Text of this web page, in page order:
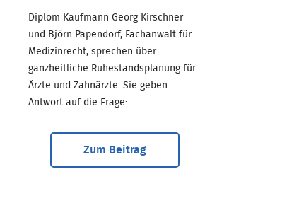
Diplom Kaufmann Georg Kirschner
und Björn Papendorf, Fachanwalt für
Medizinrecht, sprechen über
ganzheitliche Ruhestandsplanung für
Ärzte und Zahnärzte. Sie geben
Antwort auf die Frage: ...
Zum Beitrag